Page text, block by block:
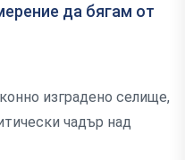
да бягам от
изградено селище,
чадър над